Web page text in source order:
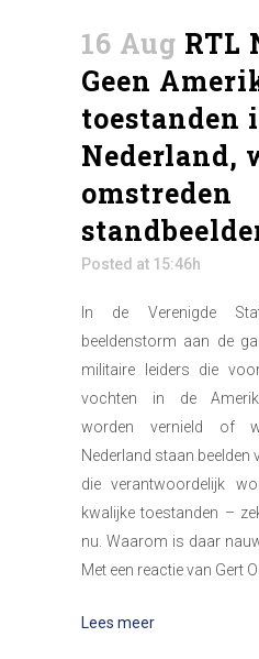
16 Aug RTL
Geen
toestanden
Nederland,
omstreden
Posted at 15:46h
In de Verenigde
beeldenstorm aan de
militaire leiders die
vochten in de
worden vernield of
Nederland staan
die verantwoordelijk
kwalijke toestanden –
nu. Waarom is daar
Met een reactie van Gert
Lees meer